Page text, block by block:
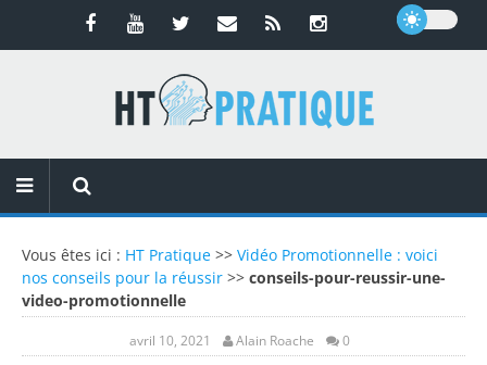
Vous êtes ici : HT Pratique >> Vidéo Promotionnelle : voici
nos conseils pour la réussir >> conseils-pour-reussir-une-
video-promotionnelle
avril 10, 2021 Alain Roache 0